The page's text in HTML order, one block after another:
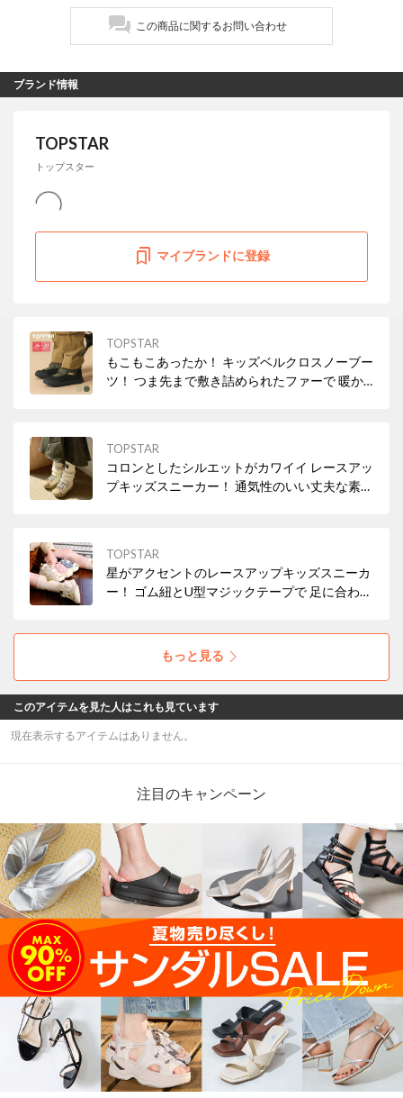
この商品に関するお問い合わせ
ブランド情報
TOPSTAR
トップスター
マイブランドに登録
TOPSTAR
もこもこあったか！ キッズベルクロスノーブー
ツ！ つま先まで敷き詰められたファーで 暖か
TOPSTAR
コロンとしたシルエットがカワイイ レースアッ
プキッズスニーカー！ 通気性のいい丈夫な素材
TOPSTAR
星がアクセントのレースアップキッズスニーカ
ー！ ゴム紐とU型マジックテープで 足に合わせ
もっと見る
このアイテムを見た人はこれも見ています
現在表示するアイテムはありません。
注目のキャンペーン